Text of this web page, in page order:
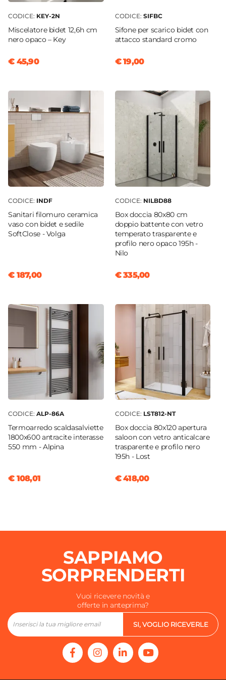
Non incluso
Applique
Non inclusa
CODICE: KEY-2N
Miscelatore bidet 12,6h cm
nero opaco – Key
€ 45,90
CODICE: SIFBC
Sifone per scarico bidet con
attacco standard cromo
€ 19,00
CODICE: INDF
Sanitari filomuro ceramica
vaso con bidet e sedile
SoftClose - Volga
€ 187,00
CODICE: NILBD88
Box doccia 80x80 cm
doppio battente con vetro
temperato trasparente e
profilo nero opaco 195h -
Nilo
€ 335,00
CODICE: ALP-86A
Termoarredo scaldasalviette
1800x600 antracite interasse
550 mm - Alpina
€ 108,01
CODICE: LST812-NT
Box doccia 80x120 apertura
saloon con vetro anticalcare
trasparente e profilo nero
195h - Lost
€ 418,00
SAPPIAMO
SORPRENDERTI
Vuoi ricevere novità e
offerte in anteprima?
SI, VOGLIO RICEVERLE